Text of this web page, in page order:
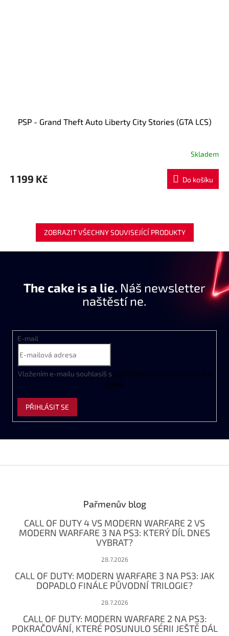
PSP - Grand Theft Auto Liberty City Stories (GTA LCS)
Skladem
1 199 Kč Do košíku
ZOBRAZIT VŠECHNY SOUVISEJÍCÍ PRODUKTY
The cake is a lie. Náš newsletter
naštěstí ne.
E-mail
Vložením e-mailu souhlasíš s podmínkami ochrany osobních
údajů
PŘIHLÁSIT SE
Pařmenův blog
CALL OF DUTY 4 VS MODERN WARFARE 2 VS
MODERN WARFARE 3 NA PS3: KTERÝ DÍL DNES
VYBRAT?
28.7.2026
CALL OF DUTY: MODERN WARFARE 3 NA PS3: JAK
DOPADLO FINÁLE PŮVODNÍ TRILOGIE?
28.7.2026
CALL OF DUTY: MODERN WARFARE 2 NA PS3:
POKRAČOVÁNÍ, KTERÉ POSUNULO SÉRII JEŠTĚ DÁL